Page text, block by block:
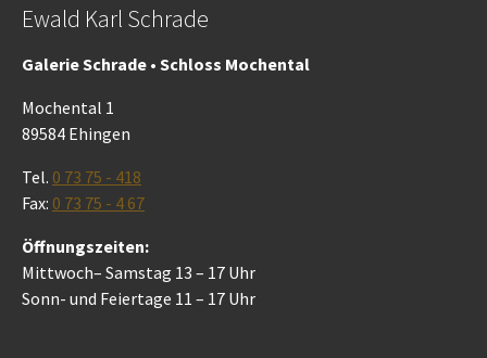
Ewald Karl Schrade
Galerie Schrade • Schloss Mochental
Mochental 1
89584 Ehingen
Tel. 0 73 75 - 418
Fax: 0 73 75 - 4 67
Öffnungszeiten:
Mittwoch– Samstag 13 – 17 Uhr
Sonn- und Feiertage 11 – 17 Uhr